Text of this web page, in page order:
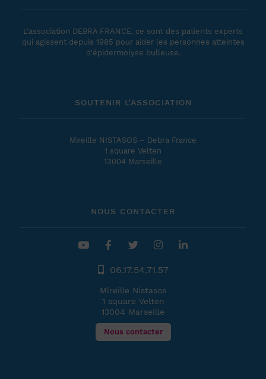
L'association DEBRA FRANCE, ce sont des patients experts
qui agissent depuis 1985 pour aider les personnes atteintes
d'épidermolyse bulleuse.
SOUTENIR L'ASSOCIATION
Mireille NISTASOS – Debra France
1 square Velten
13004 Marseille
NOUS CONTACTER
06.17.54.71.57
Mireille Nistasos
1 square Velten
13004 Marseille
Nous contacter